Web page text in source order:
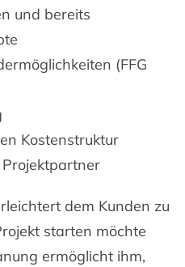
und bereits
(FFG
Kostenstruktur
dem Kunden zu
starten möchte
ermöglicht ihm,